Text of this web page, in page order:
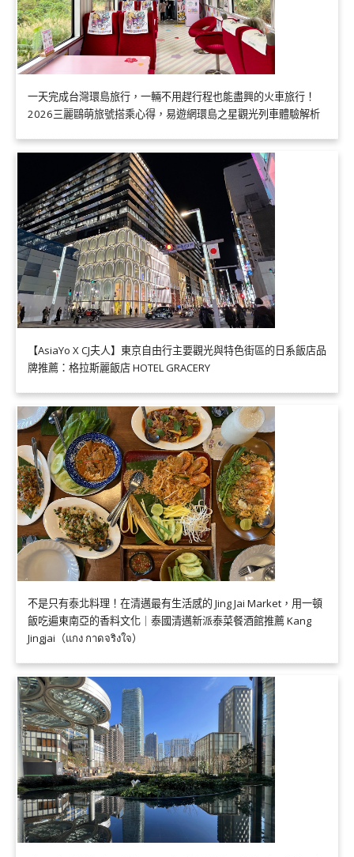
一天完成台灣環島旅行，一輛不用趕行程也能盡興的火車旅行！
2026三麗鷗萌旅號搭乘心得，易遊網環島之星觀光列車體驗解析
【AsiaYo X CJ夫人】東京自由行主要觀光與特色街區的日系飯店品
牌推薦：格拉斯麗飯店 HOTEL GRACERY
不是只有泰北料理！在清邁最有生活感的 Jing Jai Market，用一頓
飯吃遍東南亞的香料文化｜泰國清邁新派泰菜餐酒館推薦 Kang
Jingjai（แกง กาดจริงใจ）